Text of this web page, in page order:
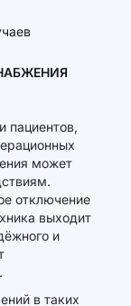
пациентов,
может
отключение
выходит
и
в таких